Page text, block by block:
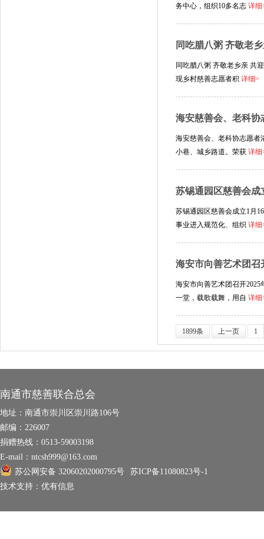
务中心，组织10多名志 详细
同吃腊八粥 齐敬老
同吃腊八粥 齐敬老乡亲 共
现乡村慈善志愿者积 详细>
海安慈善会、老科协
海安慈善会、老科协志愿者
小巷、城乡路道。荣获 详细
苏锡通园区慈善会成
苏锡通园区慈善会成立1月
事业进入规范化、组织 详细
海安市向善艺术团召
海安市向善艺术团召开2025
一堂，载歌载舞，用自 详细
1899条 上一页 1
南通市慈善联合总会
地址： 南通市崇川区崇川路106号
邮编： 226007
捐赠热线： 0513-59003198
E-mail： ntcsh999@163.com
苏公网安备 32060202000795号
苏ICP备11080823号-1
技术支持： 优有信息